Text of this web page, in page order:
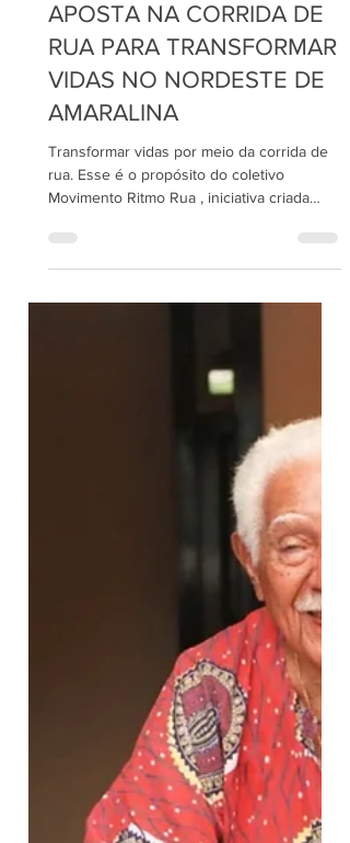
MOVIMENTO RITMO RUA
APOSTA NA CORRIDA DE
RUA PARA TRANSFORMAR
VIDAS NO NORDESTE DE
AMARALINA
Transformar vidas por meio da corrida de
rua. Esse é o propósito do coletivo
Movimento Ritmo Rua , iniciativa criada
Amaralina, em Salvador. A proposta é usar
novas perspectivas para a juventude local.
A primeira atividade aconteceu dia 8 de
março, quando o grupo reuniu dezenas de